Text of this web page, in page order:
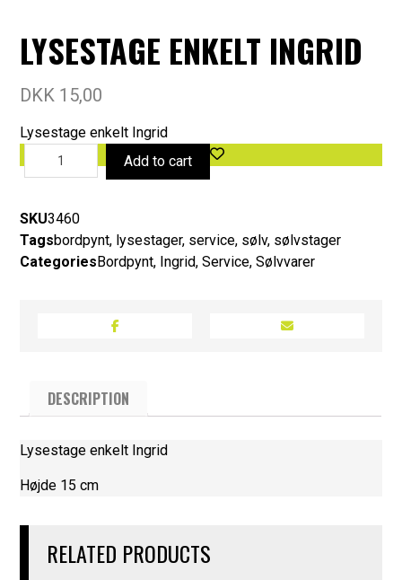
LYSESTAGE ENKELT INGRID
DKK 15,00
Lysestage enkelt Ingrid
Add to cart
SKU3460
Tagsbordpynt, lysestager, service, sølv, sølvstager
Categories Bordpynt, Ingrid,Service,Sølvvarer
DESCRIPTION
Lysestage enkelt Ingrid
Højde 15 cm
RELATED PRODUCTS